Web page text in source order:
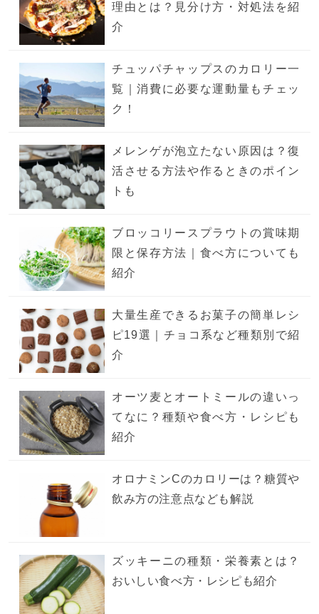
理由とは？見分け方・対処法を紹
介
チュッパチャップスのカロリー一
覧｜消費に必要な運動量もチェッ
ク！
メレンゲが泡立たない原因は？復
活させる方法や作るときのポイン
トも
ブロッコリースプラウトの賞味期
限と保存方法｜食べ方についても
紹介
大量生産できるお菓子の簡単レシ
ピ19選｜チョコ系など種類別で紹
介
オーツ麦とオートミールの違いっ
てなに？種類や食べ方・レシピも
紹介
オロナミンCのカロリーは？糖質や
飲み方の注意点なども解説
ズッキーニの種類・栄養素とは？
おいしい食べ方・レシピも紹介